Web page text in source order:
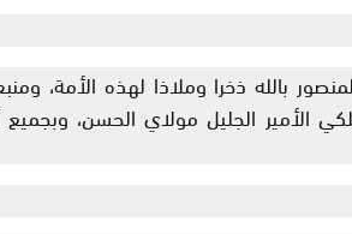
بالله ذخرا وملاذا لهذه الأمة،
الأمير الجليل مولاي الحسن، وبجميع